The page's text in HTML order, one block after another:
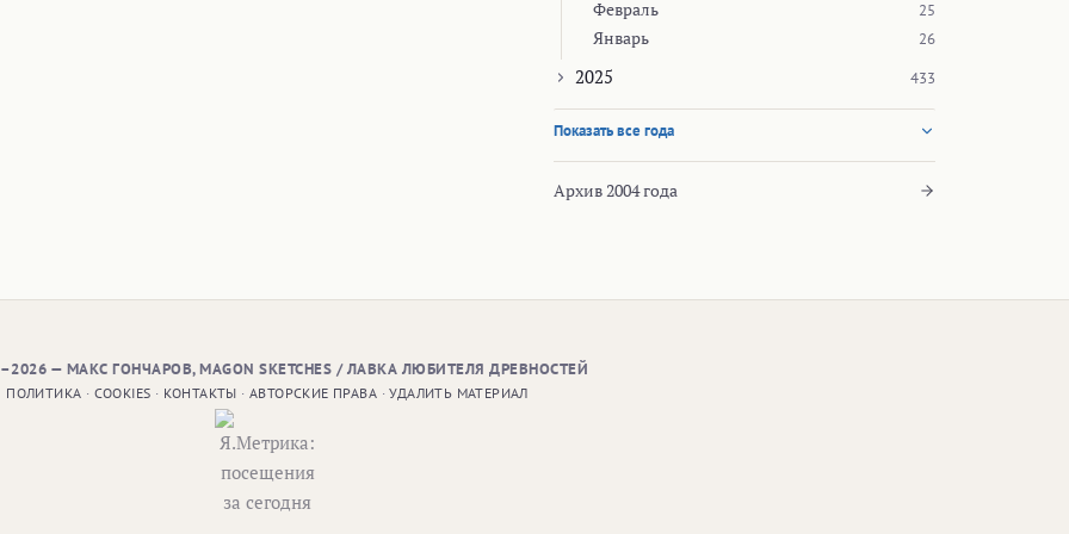
Февраль 25
Январь 26
2025 433
Показать все года
Архив 2004 года
— МАКС ГОНЧАРОВ, MAGON SKETCHES / ЛАВКА ЛЮБИТЕЛЯ ДРЕВНОСТЕЙ
ПОЛИТИКА · COOKIES · КОНТАКТЫ ·АВТОРСКИЕ ПРАВА ·УДАЛИТЬ МАТЕРИАЛ